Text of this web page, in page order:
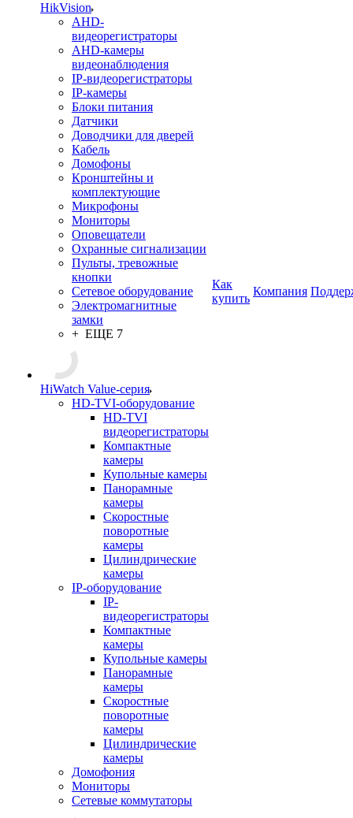
HikVision
AHD-
видеорегистраторы
AHD-камеры
видеонаблюдения
IP-видеорегистраторы
IP-камеры
Блоки питания
Датчики
Доводчики для дверей
Кабель
Домофоны
Кронштейны и
комплектующие
Микрофоны
Мониторы
Оповещатели
Охранные сигнализации
Пульты, тревожные
кнопки
Сетевое оборудование
Электромагнитные
замки
+ ЕЩЕ 7
HiWatch Value-серия
HD-TVI-оборудование
HD-TVI
видеорегистраторы
Компактные
камеры
Купольные камеры
Панорамные
камеры
Скоростные
поворотные
камеры
Цилиндрические
камеры
IP-оборудование
IP-
видеорегистраторы
Компактные
камеры
Купольные камеры
Панорамные
камеры
Скоростные
поворотные
камеры
Цилиндрические
камеры
Домофония
Мониторы
Сетевые коммутаторы
Как
купить
Компания